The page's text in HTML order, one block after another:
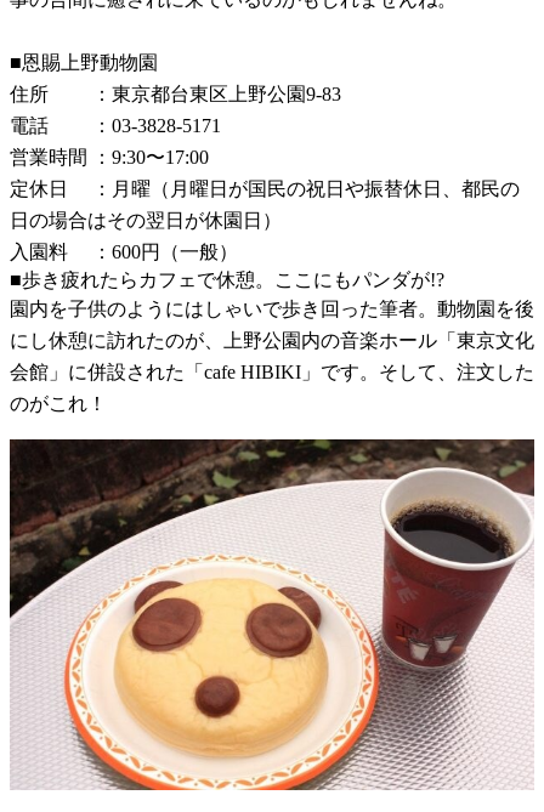
■恩賜上野動物園
住所 ：東京都台東区上野公園9-83
電話 ：03-3828-5171
営業時間 ：9:30〜17:00
定休日 ：月曜（月曜日が国民の祝日や振替休日、都民の
日の場合はその翌日が休園日）
入園料 ：600円（一般）
■歩き疲れたらカフェで休憩。ここにもパンダが!?
園内を子供のようにはしゃいで歩き回った筆者。動物園を後
にし休憩に訪れたのが、上野公園内の音楽ホール「東京文化
会館」に併設された「cafe HIBIKI」です。そして、注文した
のがこれ！